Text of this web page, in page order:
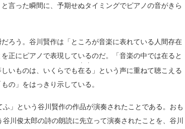
言った瞬間に、予期せぬタイミングでピアノの音がきら
ろう。谷川賢作は「ところが音楽に表れている人間存在
正にピアノで表現しているのだ。「音楽の中では在ると
いものは、いくらでも在る
・・
」という声に重ねて聴こえる
の」をはっきり示している。
」という谷川賢作の作品が演奏されたことである。おも
川俊太郎の詩の朗読に先立って演奏されたことを、谷川